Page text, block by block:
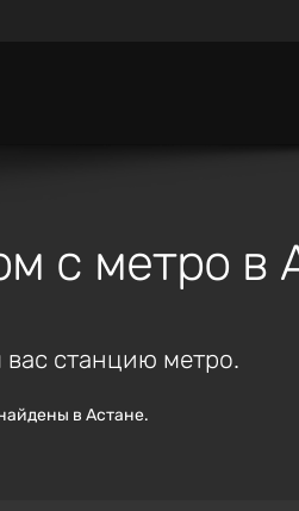
с метро в
станцию метро.
в Астане.